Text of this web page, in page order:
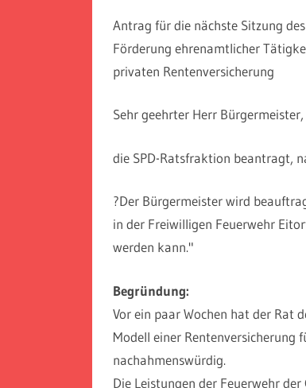
Antrag für die nächste Sitzung
Förderung ehrenamtlicher
privaten Rentenversicherung
Sehr geehrter Herr Bürgermeister,
die SPD-Ratsfraktion beantragt,
?Der Bürgermeister wird
in der Freiwilligen Feuerwehr
werden kann."
Begründung:
Vor ein paar Wochen hat der Rat
Modell einer Rentenversicherung
nachahmenswürdig.
Die Leistungen der Feuerwehr